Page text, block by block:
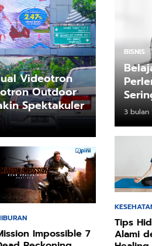
Videotron
Outdoor
Spektakuler
Impossible 7
BISNIS
3 bulan
Tips
Alami